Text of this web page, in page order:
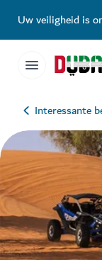
Uw veiligheid is
Interessante